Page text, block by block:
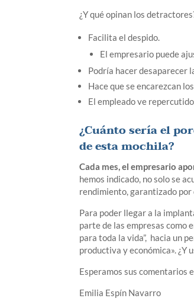
¿Y qué opinan los
Facilita el despido.
El empresario puede
Podría hacer desaparecer
Hace que se encarezcan
El empleado ve
¿Cuánto sería el
de esta mochila?
Cada mes, el empresario
hemos indicado, no solo se
rendimiento, garantizado
Para poder llegar a la
parte de las empresas como
para toda la vida”, hacia un
productiva y económica». ¿Y
Esperamos sus comentarios
Emilia Espín Navarro